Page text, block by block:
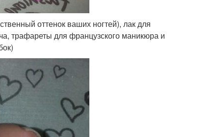
оттенок ваших ногтей), лак для
трафареты для французского маникюра и